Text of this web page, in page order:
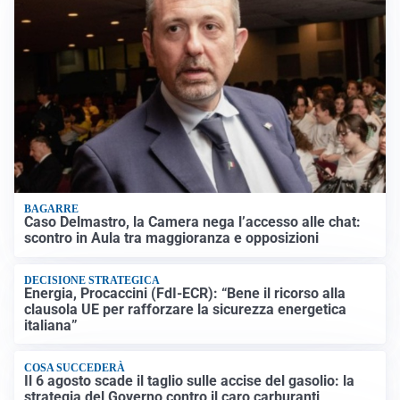
BAGARRE
Caso Delmastro, la Camera nega l’accesso alle chat:
scontro in Aula tra maggioranza e opposizioni
DECISIONE STRATEGICA
Energia, Procaccini (FdI-ECR): “Bene il ricorso alla
clausola UE per rafforzare la sicurezza energetica
italiana”
COSA SUCCEDERÀ
Il 6 agosto scade il taglio sulle accise del gasolio: la